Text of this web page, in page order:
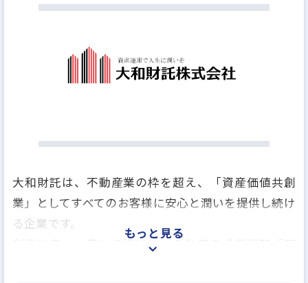
大和財託は、不動産業の枠を超え、「資産価値共創
業」としてすべてのお客様に安心と潤いを提供し続け
る企業です。
創業以来、一貫して掲げている独自の成長戦略「潤
もっと見る